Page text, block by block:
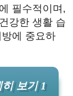
필수적이며,
강한 생활 습
에 중요하
보기 1